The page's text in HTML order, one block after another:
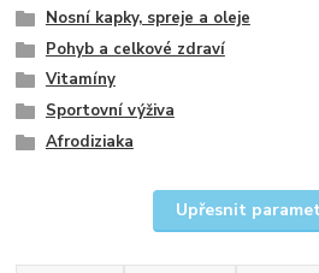
Nosní kapky, spreje a oleje
Pohyb a celkové zdraví
Vitamíny
Sportovní výživa
Afrodiziaka
Upřesnit